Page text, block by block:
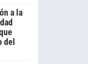
a la
del